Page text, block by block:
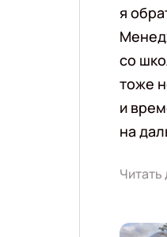
я
со
тоже
и
на
Читать